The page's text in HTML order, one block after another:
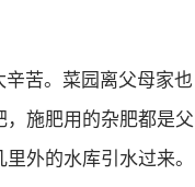
苦。菜园离父母家也
施肥用的杂肥都是父
外的水库引水过来。